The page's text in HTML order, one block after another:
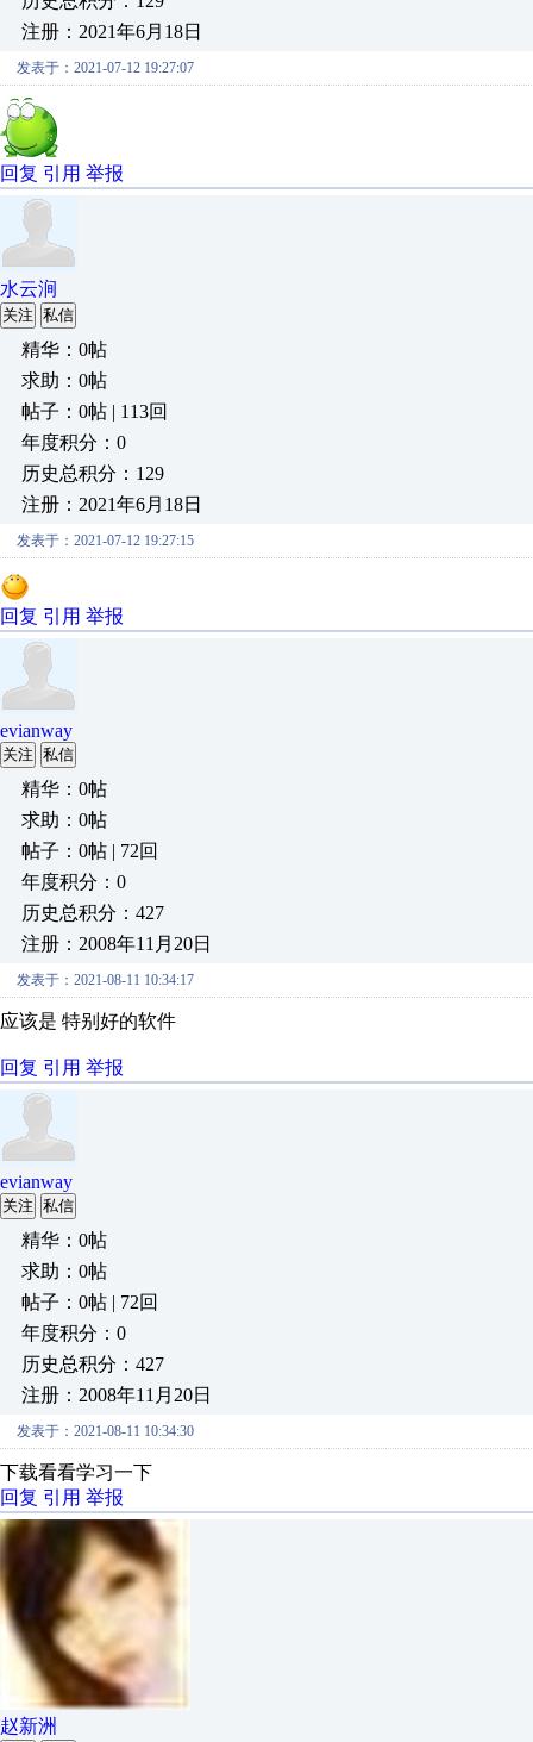
注册：2021年6月18日
发表于：2021-07-12 19:27:07
回复 引用 举报
水云涧
关注 私信
精华：0帖
求助：0帖
帖子：0帖 | 113回
年度积分：0
历史总积分：129
注册：2021年6月18日
发表于：2021-07-12 19:27:15
回复 引用 举报
evianway
关注 私信
精华：0帖
求助：0帖
帖子：0帖 | 72回
年度积分：0
历史总积分：427
注册：2008年11月20日
发表于：2021-08-11 10:34:17
应该是 特别好的软件
回复 引用 举报
evianway
关注 私信
精华：0帖
求助：0帖
帖子：0帖 | 72回
年度积分：0
历史总积分：427
注册：2008年11月20日
发表于：2021-08-11 10:34:30
下载看看学习一下
回复 引用 举报
赵新洲